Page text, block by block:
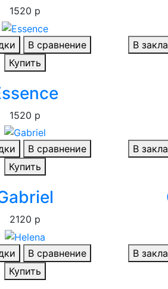
1520 р
В сравнение
Купить
1520 р
В
В сравнение
Купить
2120 р
В
В сравнение
Купить
В